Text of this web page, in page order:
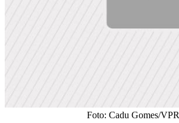
Foto: Cadu Gomes/VPR